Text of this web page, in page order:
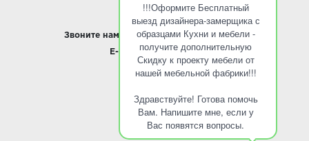
!!!Оформите Бесплатный
выезд дизайнера-замерщика с
образцами Кухни и мебели -
получите дополнительную
Скидку к проекту мебели от
нашей мебельной фабрики!!!
Здравствуйте! Готова помочь
Вам. Напишите мне, если у
Вас появятся вопросы.
www.ROINST.ru
Звоните нам: 8 495 797-10-50 / Whatsapp
E-mail: info@roinst.ru
О КОМПАНИИ
О компании